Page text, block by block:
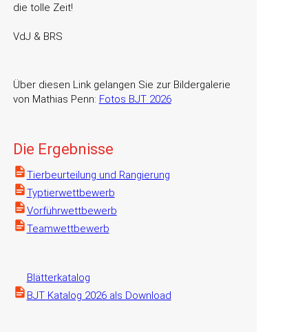
die tolle Zeit!
VdJ & BRS
Über diesen Link gelangen Sie zur Bildergalerie
von Mathias Penn: Fotos BJT 2026
Die Ergebnisse
Tierbeurteilung und Rangierung
Typtierwettbewerb
Vorführwettbewerb
Teamwettbewerb
Blätterkatalog
BJT Katalog 2026 als Download